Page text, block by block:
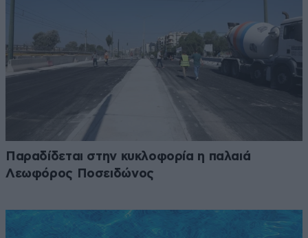
Παραδίδεται στην κυκλοφορία η παλαιά
Λεωφόρος Ποσειδώνος